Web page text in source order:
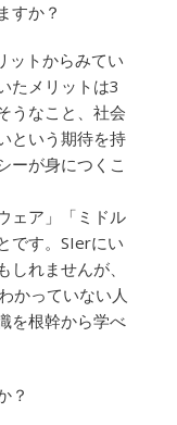
すか？
ットからみてい
たメリットは3
うなこと、社会
という期待を持
ーが身につくこ
ェア」「ミドル
です。SIerにい
れませんが、
かっていない人
を根幹から学べ
？